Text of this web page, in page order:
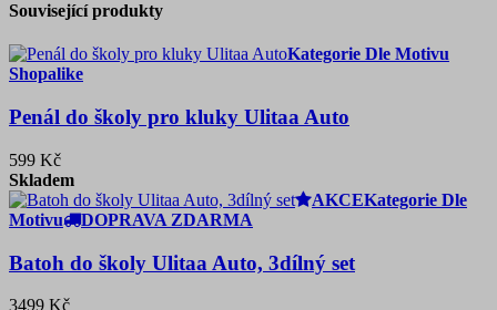
Související produkty
Kategorie Dle Motivu
Shopalike
Penál do školy pro kluky Ulitaa Auto
599 Kč
Skladem
AKCEKategorie Dle
Motivu
DOPRAVA ZDARMA
Batoh do školy Ulitaa Auto, 3dílný set
3499 Kč